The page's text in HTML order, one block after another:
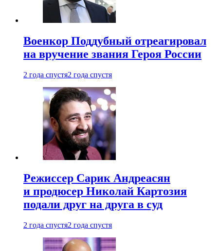
Военкор Поддубный отреагировал
на вручение звания Героя России
2 года спустя2 года спустя
Режиссер Сарик Андреасян
и продюсер Николай Картозия
подали друг на друга в суд
2 года спустя2 года спустя